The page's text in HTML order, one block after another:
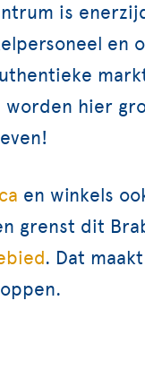
is
en
worden hier
en winkels
grenst dit
. Dat